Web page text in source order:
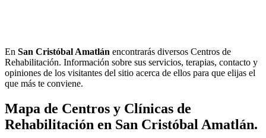
En San Cristóbal Amatlán encontrarás diversos Centros de
Rehabilitación. Información sobre sus servicios, terapias, contacto y
opiniones de los visitantes del sitio acerca de ellos para que elijas el
que más te conviene.
Mapa de Centros y Clínicas de
Rehabilitación en San Cristóbal Amatlán.